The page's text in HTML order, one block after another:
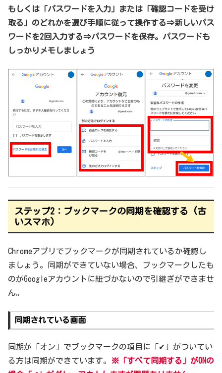
もしくは「パスワードを入力」または「確認コードを受け
取る」のどれかを選び手順に従って操作する⇒新しいパス
ワードを2回入力する⇒パスワードを保存。パスワードも
しっかりメモしましょう
ステップ2：ブックマークの同期を確認する (古
いスマホ)
Chromeアプリでブックマークが同期されているか確認し
ましょう。同期ができていない場合、ブックマークしたも
のがGoogleアカウントに紐づかないので引継ぎができませ
ん。
同期されている画面
同期が「オン」でブックマークの項目に「✔」がついてい
る方は同期ができています。
※「すべて同期する」がONの